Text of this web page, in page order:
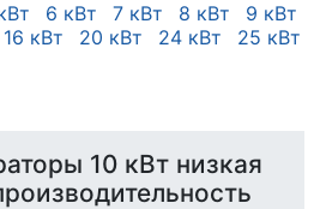
6 кВт 7 кВт 8 кВт
9 кВт
16 кВт 20 кВт 24 кВт
25 кВт
10 кВт низкая